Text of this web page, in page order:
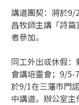
講道團契：將於9/
昌牧師主講「詩
者參加。
同工外出或休假
會講培靈會；9/5-
於9/1在三藩市門
中講道。辦公室主